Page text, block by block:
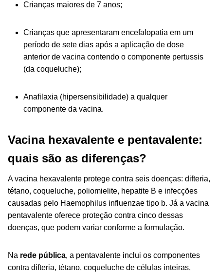
Crianças maiores de 7 anos;
Crianças que apresentaram encefalopatia em um
período de sete dias após a aplicação de dose
anterior de vacina contendo o componente pertussis
(da coqueluche);
Anafilaxia (hipersensibilidade) a qualquer
componente da vacina.
Vacina hexavalente e pentavalente:
quais são as diferenças?
A vacina hexavalente protege contra seis doenças: difteria,
tétano, coqueluche, poliomielite, hepatite B e infecções
causadas pelo Haemophilus influenzae tipo b. Já a vacina
pentavalente oferece proteção contra cinco dessas
doenças, que podem variar conforme a formulação.
Na rede pública, a pentavalente inclui os componentes
contra difteria, tétano, coqueluche de células inteiras,